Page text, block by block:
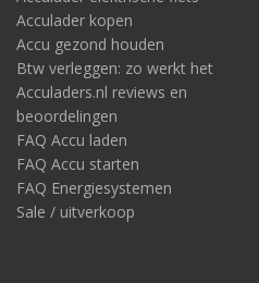
Acculader kopen
Accu gezond houden
Btw verleggen: zo werkt het
Acculaders.nl reviews en
beoordelingen
FAQ Accu laden
FAQ Accu starten
FAQ Energiesystemen
Sale / uitverkoop